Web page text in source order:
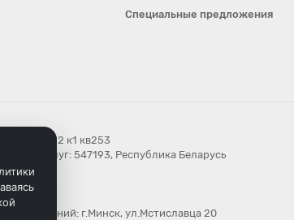
Специальные предложения
д12 к1 кв253
услуг: 547193, Республика Беларусь
г.Минск, ул.Мстиславца 20